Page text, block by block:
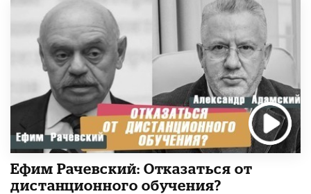
Ефим Рачевский: Отказаться от
дистанционного обучения?